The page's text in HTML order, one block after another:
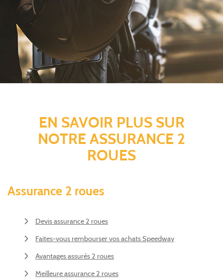
EN SAVOIR PLUS SUR
NOTRE ASSURANCE 2
ROUES
Assurance 2 roues
Devis assurance 2 roues
Faites-vous rembourser vos achats Speedway
Avantages assurés 2 roues
Meilleure assurance 2 roues